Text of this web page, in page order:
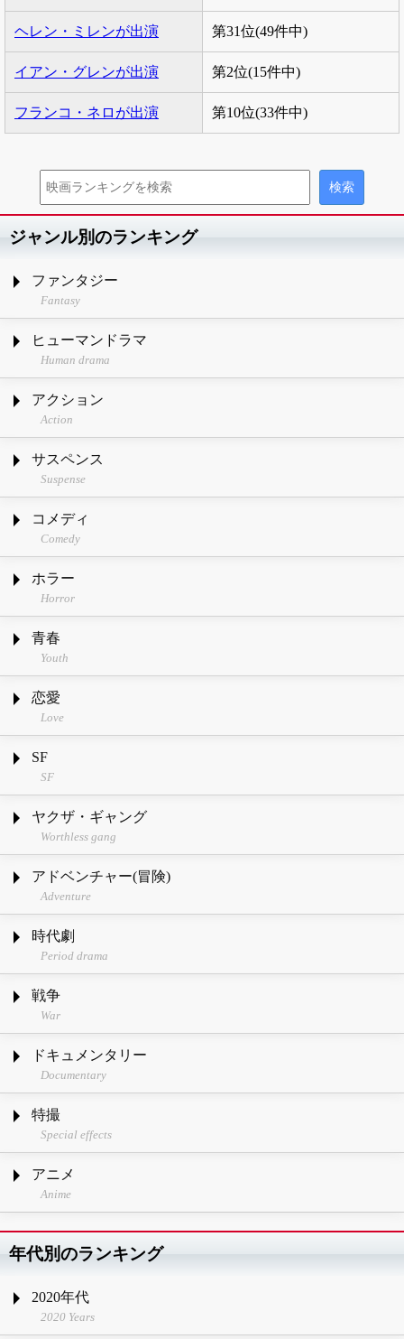
ヘレン・ミレンが出演 第31位(49件中)
イアン・グレンが出演 第2位(15件中)
フランコ・ネロが出演 第10位(33件中)
ジャンル別のランキング
ファンタジー
Fantasy
ヒューマンドラマ
Human drama
アクション
Action
サスペンス
Suspense
コメディ
Comedy
ホラー
Horror
青春
Youth
恋愛
Love
SF
SF
ヤクザ・ギャング
Worthless gang
アドベンチャー(冒険)
Adventure
時代劇
Period drama
戦争
War
ドキュメンタリー
Documentary
特撮
Special effects
アニメ
Anime
年代別のランキング
2020年代
2020 Years